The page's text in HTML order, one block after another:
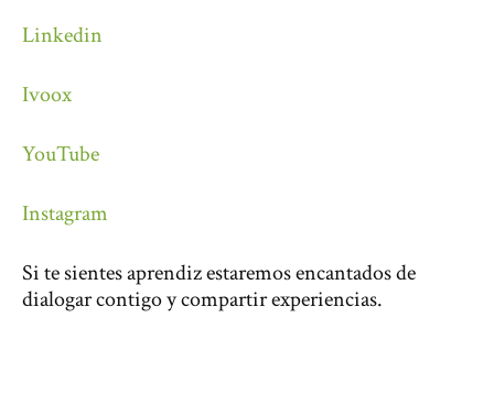
Linkedin
Ivoox
YouTube
Instagram
Si te sientes aprendiz estaremos encantados de
dialogar contigo y compartir experiencias.